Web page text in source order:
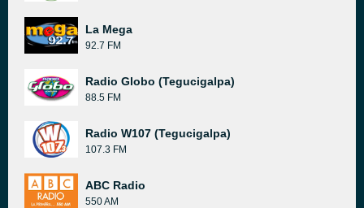
La Mega
92.7 FM
Radio Globo (Tegucigalpa)
88.5 FM
Radio W107 (Tegucigalpa)
107.3 FM
ABC Radio
550 AM